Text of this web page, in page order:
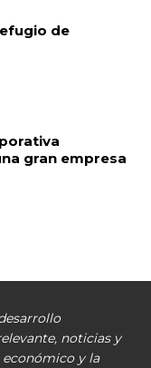
de
gran empresa
noticias y
y la